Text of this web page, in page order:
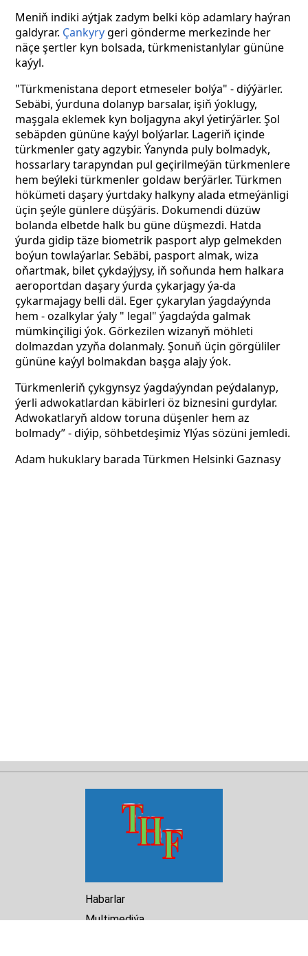
Meniň indiki aýtjak zadym belki köp adamlary haýran
galdyrar. Çankyrygeri gönderme merkezinde her
näçe şertler kyn bolsada, türkmenistanlylar gününe
kaýyl.
"Türkmenistana deport etmeseler bolýa" - diýýärler.
Sebäbi, ýurduna dolanyp barsalar, işiň ýoklugy,
maşgala eklemek kyn boljagyna akyl ýetirýärler. Şol
sebäpden gününe kaýyl bolýarlar. Lageriň içinde
türkmenler gaty agzybir. Ýanynda puly bolmadyk,
hossarlary tarapyndan pul geçirilmeýän türkmenlere
hem beýleki türkmenler goldaw berýärler. Türkmen
hökümeti daşary ýurtdaky halkyny alada etmeýänligi
üçin şeýle günlere düşýäris. Dokumendi düzüw
bolanda elbetde halk bu güne düşmezdi. Hatda
ýurda gidip täze biometrik pasport alyp gelmekden
boýun towlaýarlar. Sebäbi, pasport almak, wiza
oňartmak, bilet çykdaýjysy, iň soňunda hem halkara
aeroportdan daşary ýurda çykarjagy ýa-da
çykarmajagy belli däl. Eger çykarylan ýagdaýynda
hem - ozalkylar ýaly " legal" ýagdaýda galmak
mümkinçiligi ýok. Görkezilen wizanyň möhleti
dolmazdan yzyňa dolanmaly. Şonuň üçin görgüliler
gününe kaýyl bolmakdan başga alajy ýok.
Türkmenleriň çykgynsyz ýagdaýyndan peýdalanyp,
ýerli adwokatlardan käbirleri öz biznesini gurdylar.
Adwokatlaryň aldow toruna düşenler hem az
bolmady” - diýip, söhbetdeşimiz Ylýas sözüni jemledi.
Adam hukuklary barada Türkmen Helsinki Gaznasy
Habarlar
Multimediýa